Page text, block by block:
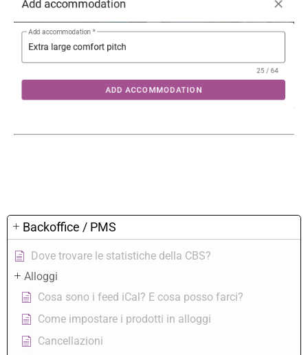
Backoffice / PMS
Dove trovare le statistiche della CBS?
Alloggi
Cosa sono i feed iCal? E cosa posso farci?
Come impostare i prodotti in alloggi
Cancellazioni